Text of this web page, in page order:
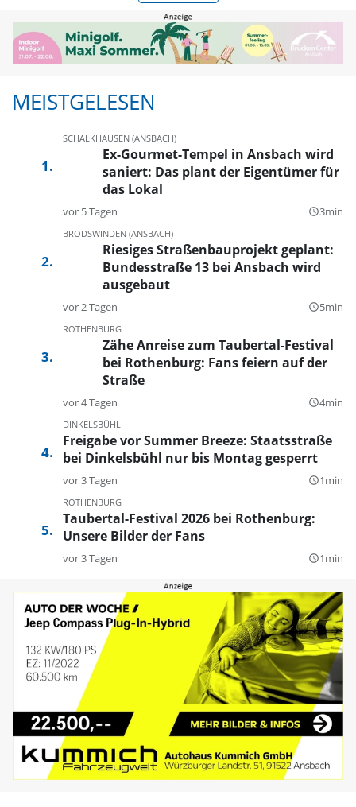
MEISTGELESEN
SCHALKHAUSEN (ANSBACH)
Ex-Gourmet-Tempel in Ansbach wird
saniert: Das plant der Eigentümer für
das Lokal
vor 5 Tagen query_builder3min
BRODSWINDEN (ANSBACH)
Riesiges Straßenbauprojekt geplant:
Bundesstraße 13 bei Ansbach wird
ausgebaut
vor 2 Tagen query_builder5min
ROTHENBURG
Zähe Anreise zum Taubertal-Festival
bei Rothenburg: Fans feiern auf der
Straße
vor 4 Tagen query_builder4min
DINKELSBÜHL
Freigabe vor Summer Breeze: Staatsstraße
bei Dinkelsbühl nur bis Montag gesperrt
vor 3 Tagen query_builder1min
ROTHENBURG
Taubertal-Festival 2026 bei Rothenburg:
Unsere Bilder der Fans
vor 3 Tagen query_builder1min